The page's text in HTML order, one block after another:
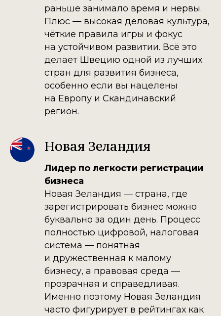
раньше занимало время и нервы.
Плюс — высокая деловая культура,
чёткие правила игры и фокус
на устойчивом развитии. Всё это
делает Швецию одной из лучших
стран для развития бизнеса,
особенно если вы нацелены
на Европу и Скандинавский
регион.
Новая Зеландия
Лидер по легкости регистрации
бизнеса
Новая Зеландия — страна, где
зарегистрировать бизнес можно
буквально за один день. Процесс
полностью цифровой, налоговая
система — понятная
и дружественная к малому
бизнесу, а правовая среда —
прозрачная и справедливая.
Именно поэтому Новая Зеландия
часто фигурирует в рейтингах как